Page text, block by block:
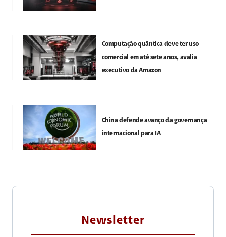
Computação quântica deve ter uso
comercial em até sete anos, avalia
executivo da Amazon
China defende avanço da governança
internacional para IA
Newsletter